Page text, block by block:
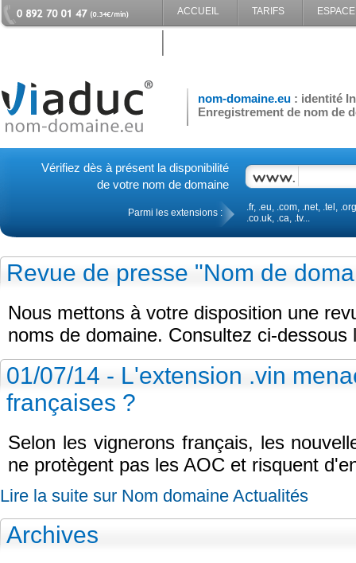
ACCUEIL TARIFS
nom-domaine.eu : identité
Enregistrement de nom de
Vérifiez dès à présent la disponibilité
de votre nom de domaine
Parmi les extensions :
.fr, .eu, .com, .net, .tel,
.co.uk, .ca, .tv...
Revue de presse "Nom de
Nous mettons à votre disposition une
noms de domaine. Consultez ci-
01/07/14 - L'extension .vin
françaises ?
Selon les vignerons français, les
ne protègent pas les AOC et risquent
Lire la suite sur Nom domaine Actualités
Archives